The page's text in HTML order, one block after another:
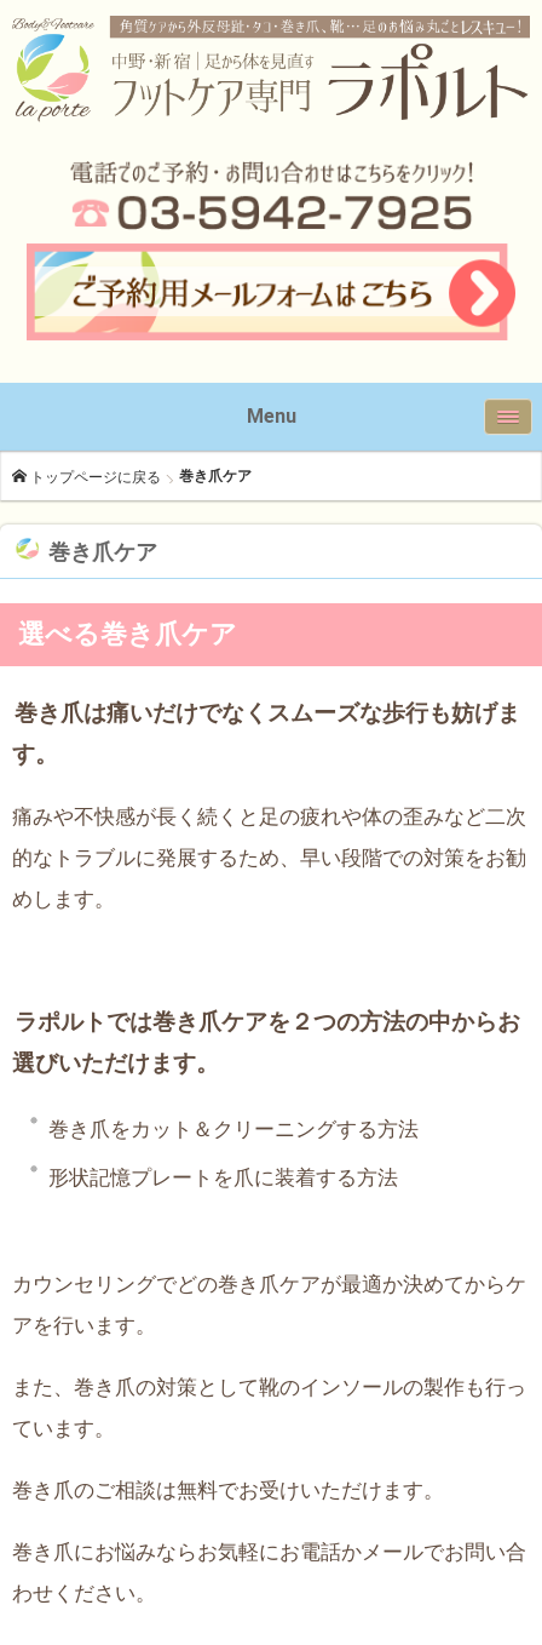
Menu
トップページに戻る 巻き爪ケア
巻き爪ケア
選べる巻き爪ケア
巻き爪は痛いだけでなくスムーズな歩行も妨げま
す。
痛みや不快感が長く続くと足の疲れや体の歪みなど二次
的なトラブルに発展するため、早い段階での対策をお勧
めします。
ラポルトでは巻き爪ケアを２つの方法の中からお
選びいただけます。
巻き爪をカット＆クリーニングする方法
形状記憶プレートを爪に装着する方法
カウンセリングでどの巻き爪ケアが最適か決めてからケ
アを行います。
また、巻き爪の対策として靴のインソールの製作も行っ
ています。
巻き爪のご相談は無料でお受けいただけます。
巻き爪にお悩みならお気軽にお電話かメールでお問い合
わせください。